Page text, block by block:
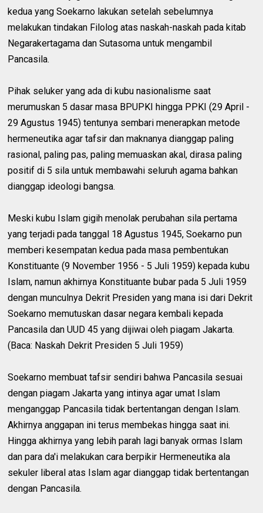
kedua yang Soekarno lakukan setelah sebelumnya
melakukan tindakan Filolog atas naskah-naskah pada kitab
Negarakertagama dan Sutasoma untuk mengambil
Pancasila.
Pihak seluker yang ada di kubu nasionalisme saat
merumuskan 5 dasar masa BPUPKI hingga PPKI (29 April -
29 Agustus 1945) tentunya sembari menerapkan metode
hermeneutika agar tafsir dan maknanya dianggap paling
rasional, paling pas, paling memuaskan akal, dirasa paling
positif di 5 sila untuk membawahi seluruh agama bahkan
dianggap ideologi bangsa.
Meski kubu Islam gigih menolak perubahan sila pertama
yang terjadi pada tanggal 18 Agustus 1945, Soekarno pun
memberi kesempatan kedua pada masa pembentukan
Konstituante (9 November 1956 - 5 Juli 1959) kepada kubu
Islam, namun akhirnya Konstituante bubar pada 5 Juli 1959
dengan munculnya Dekrit Presiden yang mana isi dari Dekrit
Soekarno memutuskan dasar negara kembali kepada
Pancasila dan UUD 45 yang dijiwai oleh piagam Jakarta.
(Baca: Naskah Dekrit Presiden 5 Juli 1959)
Soekarno membuat tafsir sendiri bahwa Pancasila sesuai
dengan piagam Jakarta yang intinya agar umat Islam
menganggap Pancasila tidak bertentangan dengan Islam.
Akhirnya anggapan ini terus membekas hingga saat ini.
Hingga akhirnya yang lebih parah lagi banyak ormas Islam
dan para da'i melakukan cara berpikir Hermeneutika ala
sekuler liberal atas Islam agar dianggap tidak bertentangan
dengan Pancasila.